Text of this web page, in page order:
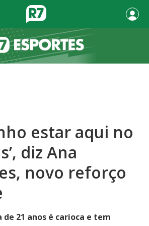
estar aqui no
diz Ana
novo reforço
21 anos é carioca e tem